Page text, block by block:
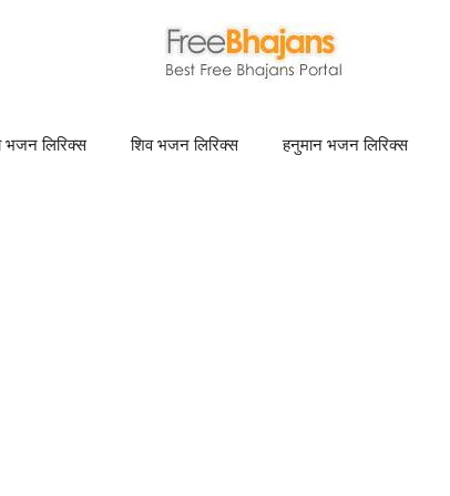
भजन लिरिक्स शिव भजन लिरिक्स हनुमान भजन लिरिक्स